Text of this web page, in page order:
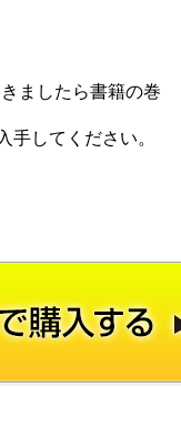
ましたら書籍の巻
手してください。